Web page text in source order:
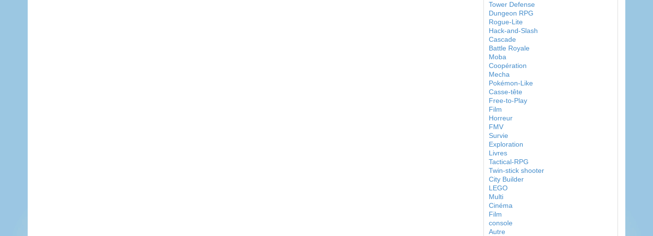
Tower Defense
Dungeon RPG
Rogue-Lite
Hack-and-Slash
Cascade
Battle Royale
Moba
Coopération
Mecha
Pokémon-Like
Casse-tête
Free-to-Play
Film
Horreur
FMV
Survie
Exploration
Livres
Tactical-RPG
Twin-stick shooter
City Builder
LEGO
Multi
Cinéma
Film
console
Autre